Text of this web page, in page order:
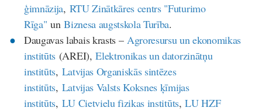
ģimnāzija, RTU Zinātkāres centrs "Futurimo
Rīga" unBiznesa augstskola Turība.
Daugavas labais krasts – Agroresursu un ekonomikas
institūts (AREI),Elektronikas un datorzinātņu
institūts, Latvijas Organiskās sintēzes
institūts, Latvijas Valsts Koksnes ķīmijas
institūts, LU Cietvielu fizikas institūts,LU HZF